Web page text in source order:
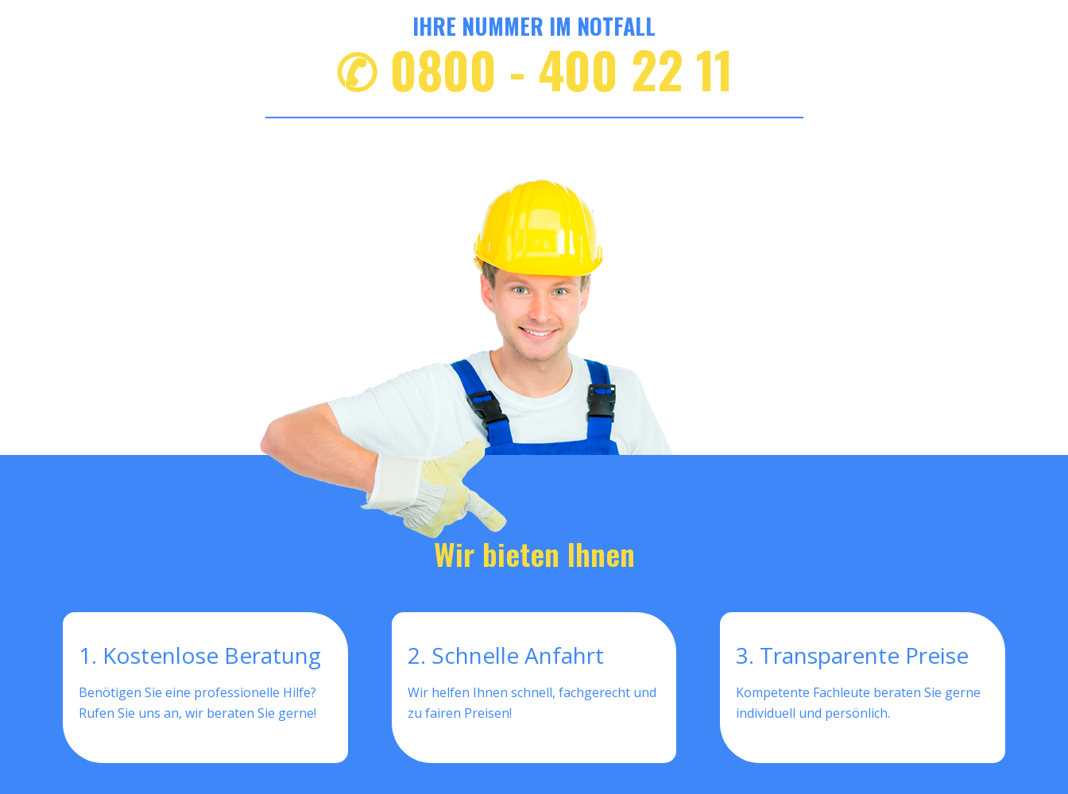
IHRE NUMMER IM NOTFALL
✆ 0800 - 400 22 11
Wir bieten Ihnen
1. Kostenlose Beratung
Benötigen Sie eine professionelle Hilfe?
Rufen Sie uns an, wir beraten Sie gerne!
2. Schnelle Anfahrt
Wir helfen Ihnen schnell, fachgerecht und
zu fairen Preisen!
3. Transparente Preise
Kompetente Fachleute beraten Sie gerne
individuell und persönlich.